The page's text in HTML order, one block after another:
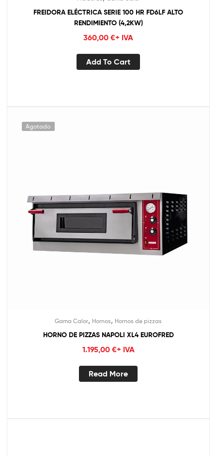
FREIDORA ELÉCTRICA SERIE 100 HR FD6LF ALTO
RENDIMIENTO (4,2KW)
360,00 €+ IVA
Add To Cart
Agotado
Gama Calor, Hornos, Hornos de pizzas
HORNO DE PIZZAS NAPOLI XL4 EUROFRED
1.195,00 €+ IVA
Read More